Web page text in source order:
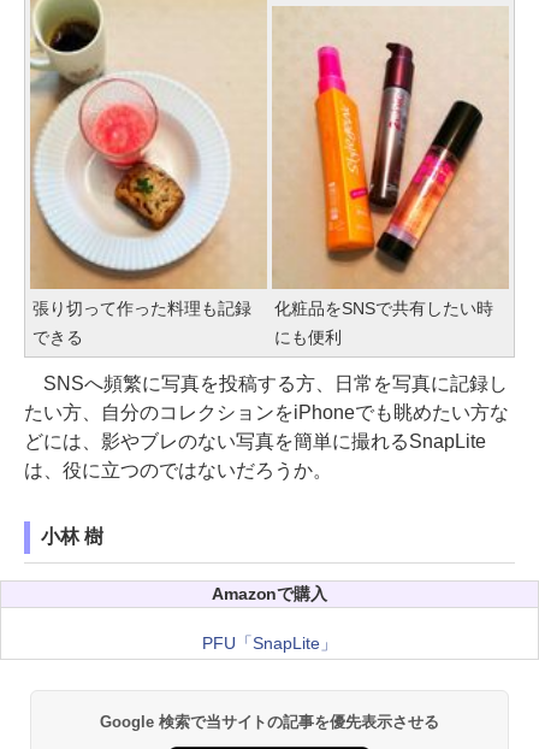
張り切って作った料理も記録
できる
化粧品をSNSで共有したい時
にも便利
SNSへ頻繁に写真を投稿する方、日常を写真に記録し
たい方、自分のコレクションをiPhoneでも眺めたい方な
どには、影やブレのない写真を簡単に撮れるSnapLite
は、役に立つのではないだろうか。
小林 樹
Amazonで購入
PFU「SnapLite」
Google 検索で当サイトの記事を優先表示させる